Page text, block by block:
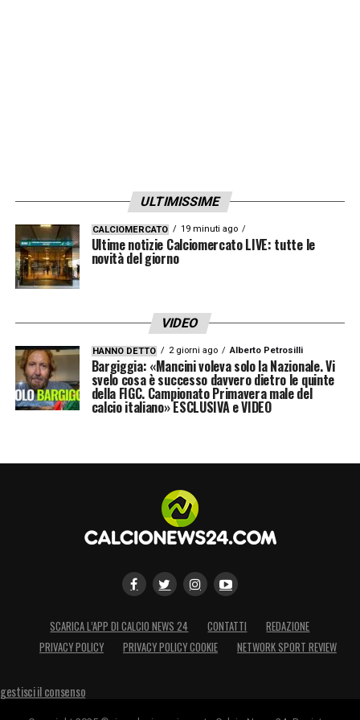
ULTIMISSIME
CALCIOMERCATO 19 minuti ago
Ultime notizie Calciomercato LIVE: tutte le
novità del giorno
VIDEO
HANNO DETTO 2 giorni ago Alberto Petrosilli
Bargiggia: «Mancini voleva solo la Nazionale. Vi
svelo cosa è successo davvero dietro le quinte
della FIGC. Campionato Primavera male del
calcio italiano» ESCLUSIVA e VIDEO
SCARICA L’APP DI CALCIO NEWS 24 CONTATTI
REDAZIONE
PRIVACY POLICY
PRIVACY POLICY COOKIE NETWORK SPORT REVIEW
gestisci il consenso